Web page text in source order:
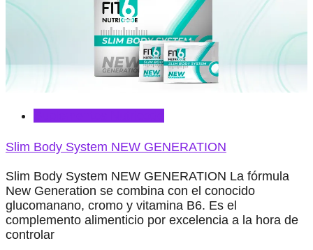
Slim Body System NEW GENERATION
Slim Body System NEW GENERATION La fórmula
New Generation se combina con el conocido
glucomanano, cromo y vitamina B6. Es el
complemento alimenticio por excelencia a la hora de
controlar